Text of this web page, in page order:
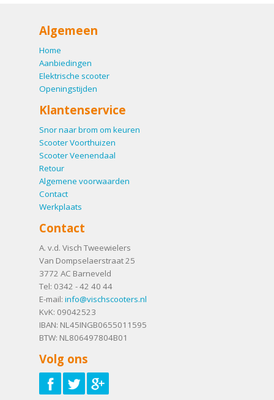
Algemeen
Home
Aanbiedingen
Elektrische scooter
Openingstijden
Klantenservice
Snor naar brom om keuren
Scooter Voorthuizen
Scooter Veenendaal
Retour
Algemene voorwaarden
Contact
Werkplaats
Contact
A. v.d. Visch Tweewielers
Van Dompselaerstraat 25
3772 AC Barneveld
Tel: 0342 - 42 40 44
E-mail: info@vischscooters.nl
KvK: 09042523
IBAN: NL45INGB0655011595
BTW: NL806497804B01
Volg ons